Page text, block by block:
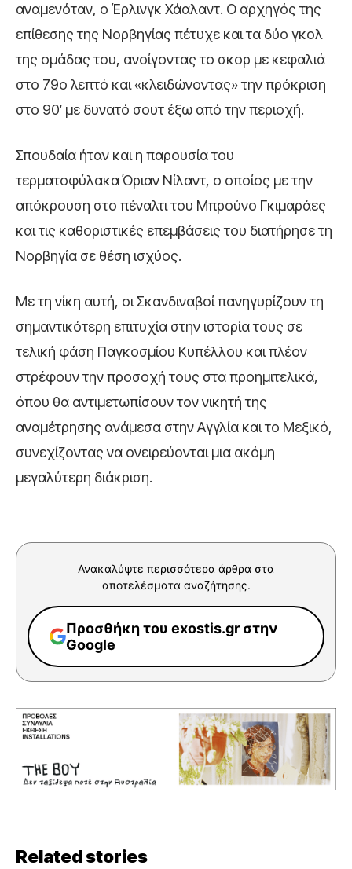
αναμενόταν, ο Έρλινγκ Χάαλαντ. Ο αρχηγός της
επίθεσης της Νορβηγίας πέτυχε και τα δύο γκολ
της ομάδας του, ανοίγοντας το σκορ με κεφαλιά
στο 79ο λεπτό και «κλειδώνοντας» την πρόκριση
στο 90′ με δυνατό σουτ έξω από την περιοχή.
Σπουδαία ήταν και η παρουσία του
τερματοφύλακα Όριαν Νίλαντ, ο οποίος με την
απόκρουση στο πέναλτι του Μπρούνο Γκιμαράες
και τις καθοριστικές επεμβάσεις του διατήρησε τη
Νορβηγία σε θέση ισχύος.
Με τη νίκη αυτή, οι Σκανδιναβοί πανηγυρίζουν τη
σημαντικότερη επιτυχία στην ιστορία τους σε
τελική φάση Παγκοσμίου Κυπέλλου και πλέον
στρέφουν την προσοχή τους στα προημιτελικά,
όπου θα αντιμετωπίσουν τον νικητή της
αναμέτρησης ανάμεσα στην Αγγλία και το Μεξικό,
συνεχίζοντας να ονειρεύονται μια ακόμη
μεγαλύτερη διάκριση.
Ανακαλύψτε περισσότερα άρθρα στα
αποτελέσματα αναζήτησης.
Προσθήκη του exostis.gr στην
Google
Related stories